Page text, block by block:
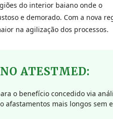
do interior baiano onde o
e demorado. Com a nova
na agilização dos processos.
ATESTMED:
o benefício concedido via
mais longos sem